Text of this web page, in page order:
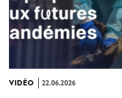
VIDÉO 22.06.2026